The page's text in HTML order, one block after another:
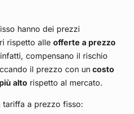
hanno dei prezzi
rispetto alleofferte a prezzo
compensano il rischio
il prezzo con un costo
alto rispetto al mercato.
tariffa a prezzo fisso: